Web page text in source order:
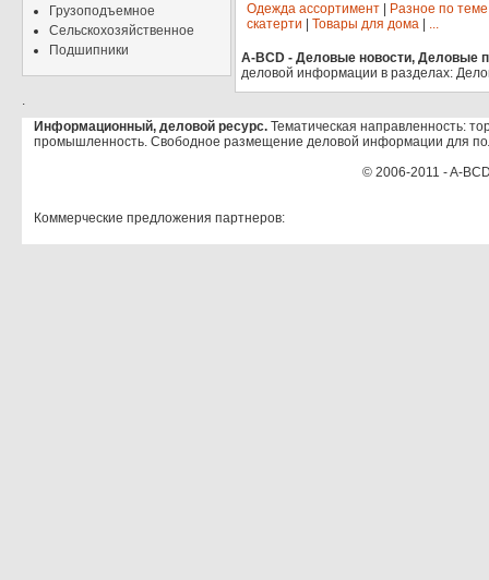
Грузоподъемное
Сельскохозяйственное
Подшипники
Одежда ассортимент
Разное по теме
скатерти
Товары для дома ...
A-BCD - Деловые новости, Деловые
деловой информации в разделах:
.
Информационный, деловой ресурс. Тематическая направленность:
промышленность. Свободное размещение деловой информации для
© 2006-2011 - A-
Коммерческие предложения партнеров: